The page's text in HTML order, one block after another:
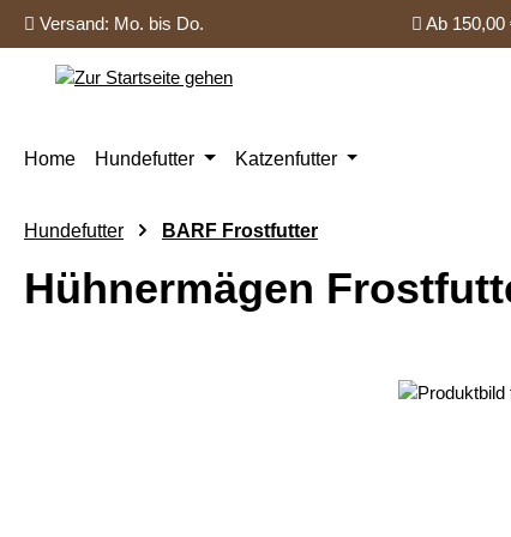
Hauptinhalt springen
Zur Suche springen
Zur Hauptnavigation springen
Versand: Mo. bis Do. Ab 150,00
Home Hundefutter Katzenfutter
Hundefutter BARF Frostfutter
Hühnermägen